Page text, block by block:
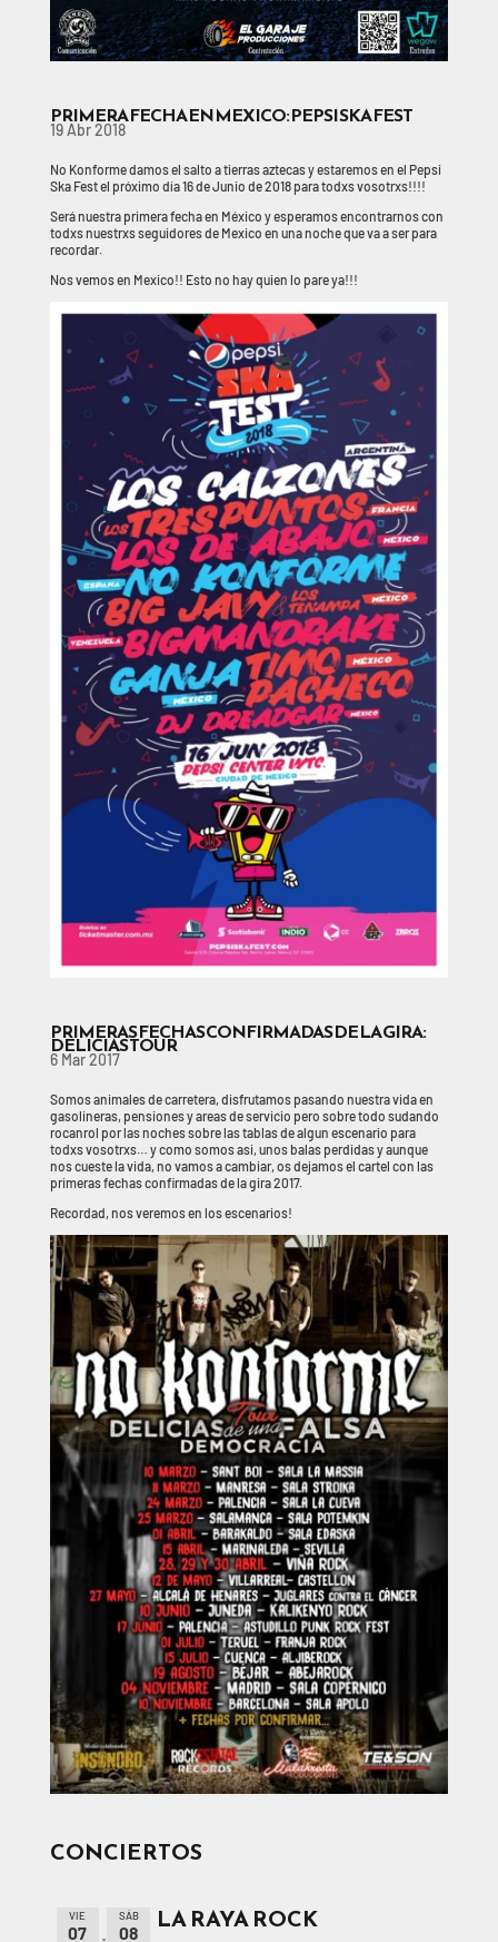
PRIMERA FECHA EN MEXICO: PEPSI SKA FEST
19 Abr 2018
No Konforme damos el salto a tierras aztecas y estaremos en el Pepsi
Ska Fest el próximo día 16 de Junio de 2018 para todxs vosotrxs!!!!
Será nuestra primera fecha en México y esperamos encontrarnos con
todxs nuestrxs seguidores de Mexico en una noche que va a ser para
recordar.
Nos vemos en Mexico!! Esto no hay quien lo pare ya!!!
PRIMERAS FECHAS CONFIRMADAS DE LA GIRA:
DELICIAS TOUR
6 Mar 2017
Somos animales de carretera, disfrutamos pasando nuestra vida en
gasolineras, pensiones y areas de servicio pero sobre todo sudando
rocanrol por las noches sobre las tablas de algun escenario para
todxs vosotrxs… y como somos asi, unos balas perdidas y aunque
nos cueste la vida, no vamos a cambiar, os dejamos el cartel con las
primeras fechas confirmadas de la gira 2017.
Recordad, nos veremos en los escenarios!
CONCIERTOS
VIE
07
SÁB
08 LA RAYA ROCK